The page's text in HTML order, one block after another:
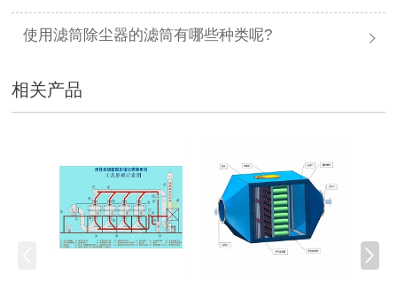
使用滤筒除尘器的滤筒有哪些种类呢?
相关产品